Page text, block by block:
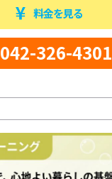
料金を見る
042-326-4301